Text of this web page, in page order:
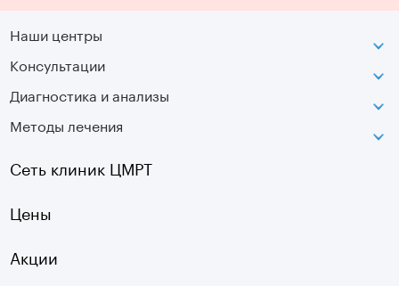
Наши центры
Петроградская
Лаборатория движения
Московская
Озерки
Садовая
Старая Деревня
Консультации
Диагностика и анализы
МРТ
Оптическая топография
УЗДГ
Методы лечения
Сеть клиник ЦМРТ
Цены
Акции